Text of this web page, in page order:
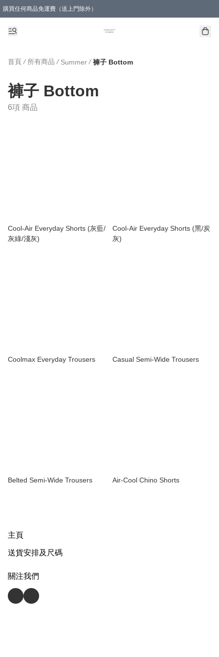
購買任何商品免運費（送上門除外）
首頁 / 所有商品 / Summer / 褲子 Bottom
褲子 Bottom
6項 商品
Cool-Air Everyday Shorts (灰藍/
灰綠/淺灰)
Cool-Air Everyday Shorts (黑/炭
灰)
Coolmax Everyday Trousers Casual Semi-Wide Trousers
Belted Semi-Wide Trousers Air-Cool Chino Shorts
主頁
送貨安排及尺碼
關注我們